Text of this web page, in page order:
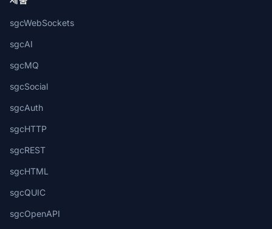
sgcWebSockets
sgcAI
sgcMQ
sgcSocial
sgcAuth
sgcHTTP
sgcREST
sgcHTML
sgcQUIC
sgcOpenAPI